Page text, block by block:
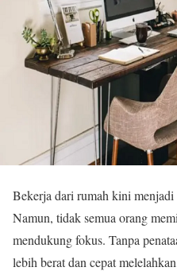
Bekerja dari rumah kini menjadi
Namun, tidak semua orang
mendukung fokus. Tanpa
lebih berat dan cepat